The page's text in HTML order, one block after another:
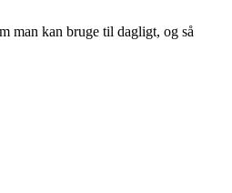
man kan bruge til dagligt, og så